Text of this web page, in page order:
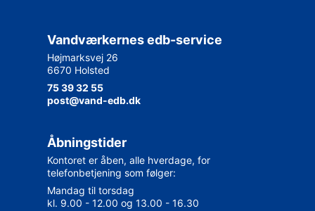
Vandværkernes edb-service
Højmarksvej 26
6670 Holsted
75 39 32 55
post@vand-edb.dk
Åbningstider
Kontoret er åben, alle hverdage, for
telefonbetjening som følger:
Mandag til torsdag
kl. 9.00 - 12.00 og 13.00 - 16.30